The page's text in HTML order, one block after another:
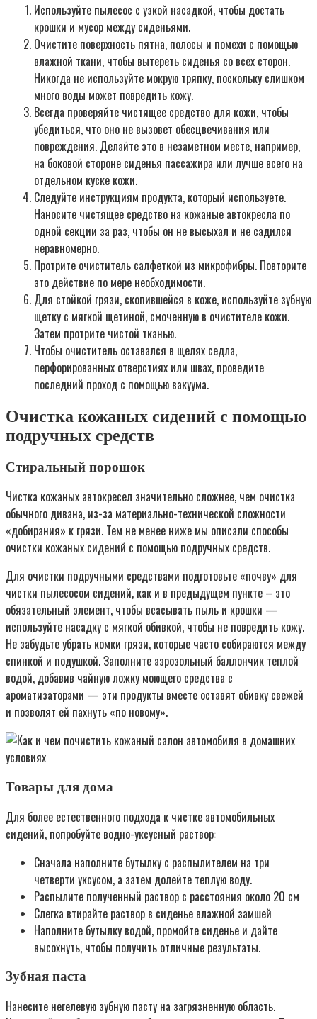
Используйте пылесос с узкой насадкой, чтобы достать
крошки и мусор между сиденьями.
Очистите поверхность пятна, полосы и помехи с помощью
влажной ткани, чтобы вытереть сиденья со всех сторон.
Никогда не используйте мокрую тряпку, поскольку слишком
много воды может повредить кожу.
Всегда проверяйте чистящее средство для кожи, чтобы
убедиться, что оно не вызовет обесцвечивания или
повреждения. Делайте это в незаметном месте, например,
на боковой стороне сиденья пассажира или лучше всего на
отдельном куске кожи.
Следуйте инструкциям продукта, который используете.
Наносите чистящее средство на кожаные автокресла по
одной секции за раз, чтобы он не высыхал и не садился
неравномерно.
Протрите очиститель салфеткой из микрофибры. Повторите
это действие по мере необходимости.
Для стойкой грязи, скопившейся в коже, используйте зубную
щетку с мягкой щетиной, смоченную в очистителе кожи.
Затем протрите чистой тканью.
Чтобы очиститель оставался в щелях седла,
перфорированных отверстиях или швах, проведите
последний проход с помощью вакуума.
Очистка кожаных сидений с помощью
подручных средств
Стиральный порошок
Чистка кожаных автокресел значительно сложнее, чем очистка
обычного дивана, из-за материально-технической сложности
«добирания» к грязи. Тем не менее ниже мы описали способы
очистки кожаных сидений с помощью подручных средств.
Для очистки подручными средствами подготовьте «почву» для
чистки пылесосом сидений, как и в предыдущем пункте – это
обязательный элемент, чтобы всасывать пыль и крошки —
используйте насадку с мягкой обивкой, чтобы не повредить кожу.
Не забудьте убрать комки грязи, которые часто собираются между
спинкой и подушкой. Заполните аэрозольный баллончик теплой
водой, добавив чайную ложку моющего средства с
ароматизаторами — эти продукты вместе оставят обивку свежей
и позволят ей пахнуть «по новому».
Товары для дома
Для более естественного подхода к чистке автомобильных
сидений, попробуйте водно-уксусный раствор:
Сначала наполните бутылку с распылителем на три
четверти уксусом, а затем долейте теплую воду.
Распылите полученный раствор с расстояния около 20 см
Слегка втирайте раствор в сиденье влажной замшей
Наполните бутылку водой, промойте сиденье и дайте
высохнуть, чтобы получить отличные результаты.
Зубная паста
Нанесите негелевую зубную пасту на загрязненную область.